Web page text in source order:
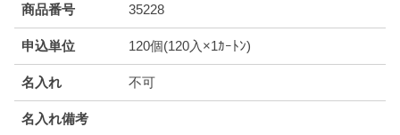
商品番号 35228
申込単位 120個(120入×1ｶｰﾄﾝ)
名入れ 不可
名入れ備考